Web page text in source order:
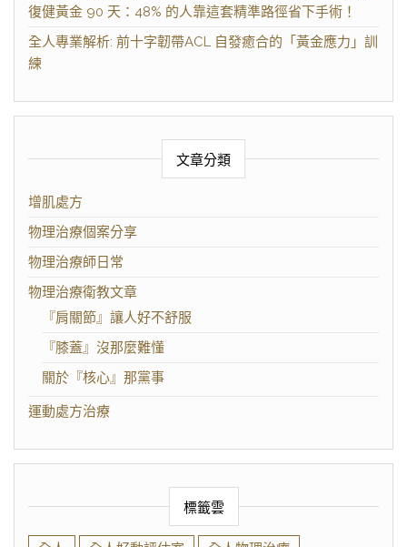
復健黃金 90 天：48% 的人靠這套精準路徑省下手術！
全人專業解析: 前十字韌帶ACL 自發癒合的「黃金應力」訓
練
文章分類
增肌處方
物理治療個案分享
物理治療師日常
物理治療衛教文章
『肩關節』讓人好不舒服
『膝蓋』沒那麼難懂
關於『核心』那黨事
運動處方治療
標籤雲